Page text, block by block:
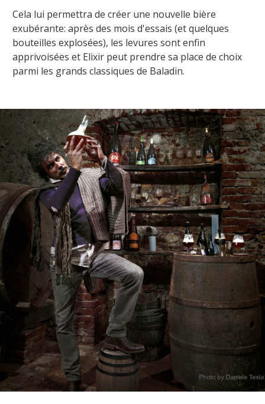
Cela lui permettra de créer une nouvelle bière
exubérante: après des mois d'essais (et quelques
bouteilles explosées), les levures sont enfin
apprivoisées et Elixir peut prendre sa place de choix
parmi les grands classiques de Baladin.